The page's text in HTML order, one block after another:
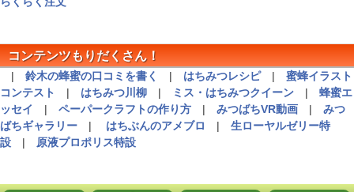
コンテンツもりだくさん！
| 鈴木の蜂蜜の口コミを書く | はちみつレシピ| 蜜蜂イラスト
コンテスト
| はちみつ川柳 | ミス・はちみつクイーン | 蜂蜜エ
ッセイ
| ペーパークラフトの作り方 | みつばちVR動画 | みつ
ばちギャラリー | はちぶんのアメブロ | 生ローヤルゼリー特
設 | 原液プロポリス特設